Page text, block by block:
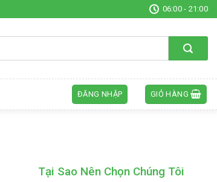
06:00 - 21:00
ĐĂNG NHẬP GIỎ HÀNG
Tại Sao Nên Chọn Chúng Tôi